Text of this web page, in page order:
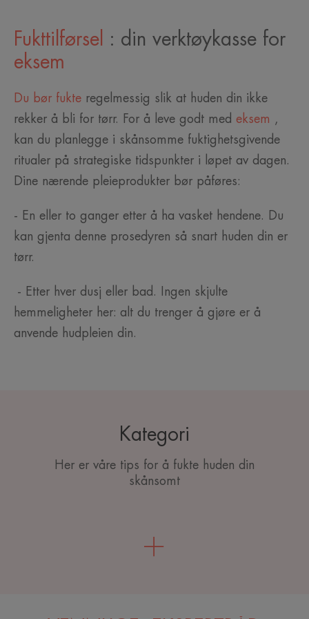
Fukttilførsel
: din verktøykasse for
eksem
Du bør fukte regelmessig slik at huden din ikke
rekker å bli for tørr. For å leve godt med eksem ,
kan du planlegge i skånsomme fuktighetsgivende
ritualer på strategiske tidspunkter i løpet av dagen.
Dine nærende pleieprodukter bør påføres:
- En eller to ganger etter å ha vasket hendene. Du
kan gjenta denne prosedyren så snart huden din er
tørr.
- Etter hver dusj eller bad. Ingen skjulte
hemmeligheter her: alt du trenger å gjøre er å
anvende hudpleien din.
Kategori
Her er våre tips for å fukte huden din
skånsomt